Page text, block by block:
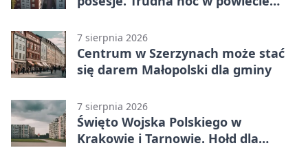
7 sierpnia 2026
Centrum w Szerzynach może stać
się darem Małopolski dla gminy
7 sierpnia 2026
Święto Wojska Polskiego w
Krakowie i Tarnowie. Hołd dla